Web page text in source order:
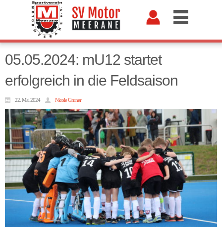
05.05.2024: mU12 startet
erfolgreich in die Feldsaison
22. Mai 2024 Nicole Gruner